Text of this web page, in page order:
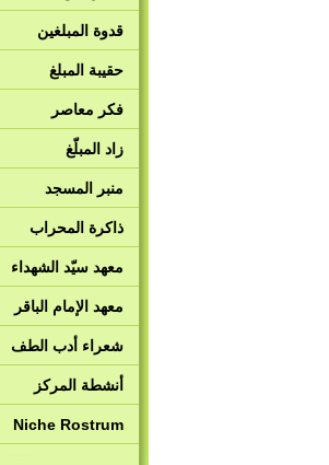
قدوة المبلغين
حقيبة المبلغ
فكر معاصر
زاد المبلّغ
منبر المسجد
ذاكرة المحراب
معهد سيّد الشهداء
معهد الإمام الباقر
شعراء أدب الطف
أنشطة المركز
Niche Rostrum